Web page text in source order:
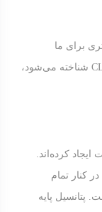
برای ما
ارزش‌های متعددی دارد كه به نام اجزای اصلی CLV شناخته می‌شود،
كرده‌اند.
كنار تمام
پتانسیل پایه